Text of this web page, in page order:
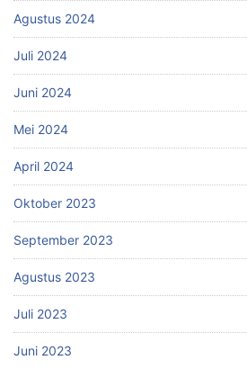
Agustus 2024
Juli 2024
Juni 2024
Mei 2024
April 2024
Oktober 2023
September 2023
Agustus 2023
Juli 2023
Juni 2023